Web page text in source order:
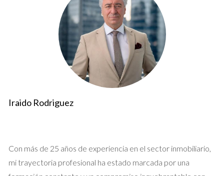
esto puede influir en el resultado final.
Documentos Necesarios
Contar con la documentación adecuada es crucial para evitar
sorpresas desagradables durante el proceso de compra o
venta. A continuación, te presentamos los documentos más
importantes que deberías tener listos.
Nota Simple
Iraido Rodriguez
Con más de 25 años de experiencia en el sector inmobiliario,
mi trayectoria profesional ha estado marcada por una